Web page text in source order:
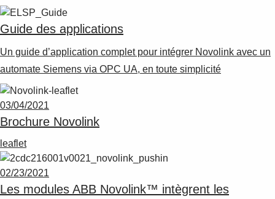
Suggestions
Products
See more products
Shopping list preview
0
Guide des applications
Un guide d’application complet pour intégrer Novolink avec un
automate Siemens via OPC UA, en toute simplicité
03/04/2021
Brochure Novolink
leaflet
02/23/2021
Les modules ABB Novolink™ intègrent les